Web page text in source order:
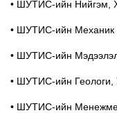
• ШУТИС-ийн Нийгэм,
• ШУТИС-ийн Механик
• ШУТИС-ийн
• ШУТИС-ийн Геологи,
• ШУТИС-ийн